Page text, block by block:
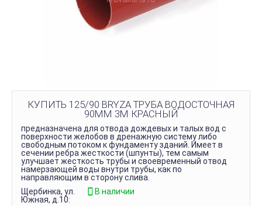
КУПИТЬ 125/90 BRYZA ТРУБА ВОДОСТОЧНАЯ
90ММ 3М КРАСНЫЙ
предназначена для отвода дождевых и талых вод с
поверхности желобов в дренажную систему либо
свободным потоком к фундаменту зданий. Имеет в
сечении ребра жесткости (шпунты), тем самым
улучшает жесткость трубы и своевременный отвод
намерзающей воды внутри трубы, как по
направляющим в сторону слива.
Щербинка, ул.
Южная, д.10:
В наличии